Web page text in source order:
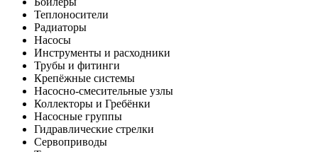
Теплоносители
Радиаторы
Насосы
Инструменты и расходники
Трубы и фитинги
Крепёжные системы
Насосно-смесительные узлы
Коллекторы и Гребёнки
Насосные группы
Гидравлические стрелки
Сервоприводы